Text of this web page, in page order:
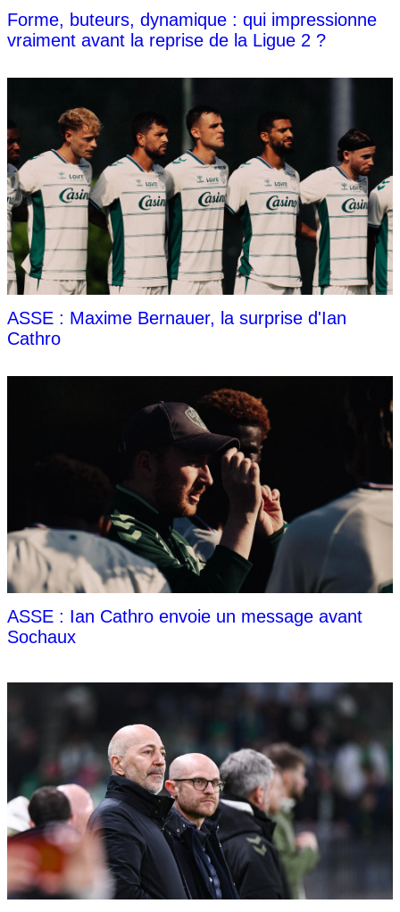
Forme, buteurs, dynamique : qui impressionne
vraiment avant la reprise de la Ligue 2 ?
ASSE : Maxime Bernauer, la surprise d'Ian
Cathro
ASSE : Ian Cathro envoie un message avant
Sochaux